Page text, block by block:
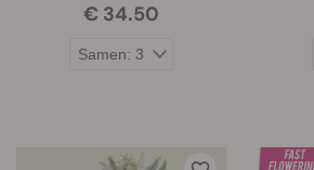
€ 34.50